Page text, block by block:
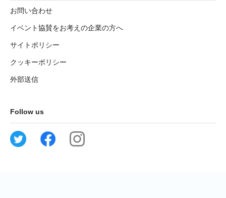
お問い合わせ
イベント協賛をお考えの企業の方へ
サイトポリシー
クッキーポリシー
外部送信
Follow us